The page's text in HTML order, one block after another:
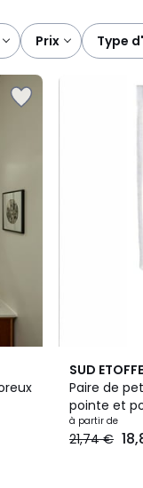
prix type
SUD ETOFFE
Paire de
pointe et
à partir de
21,74 €
5
/
5
3
Couleurs